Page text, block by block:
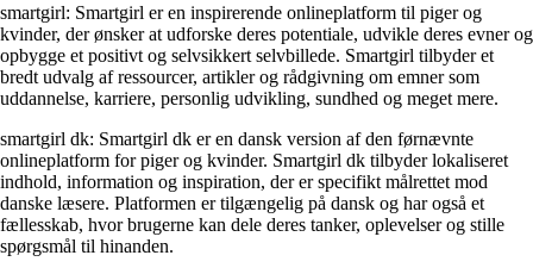
smartgirl: Smartgirl er en inspirerende onlineplatform til piger og
kvinder, der ønsker at udforske deres potentiale, udvikle deres evner og
opbygge et positivt og selvsikkert selvbillede. Smartgirl tilbyder et
bredt udvalg af ressourcer, artikler og rådgivning om emner som
uddannelse, karriere, personlig udvikling, sundhed og meget mere.
smartgirl dk: Smartgirl dk er en dansk version af den førnævnte
onlineplatform for piger og kvinder. Smartgirl dk tilbyder lokaliseret
indhold, information og inspiration, der er specifikt målrettet mod
danske læsere. Platformen er tilgængelig på dansk og har også et
fællesskab, hvor brugerne kan dele deres tanker, oplevelser og stille
spørgsmål til hinanden.